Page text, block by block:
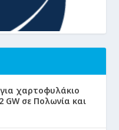
χαρτοφυλάκιο
σε Πολωνία και